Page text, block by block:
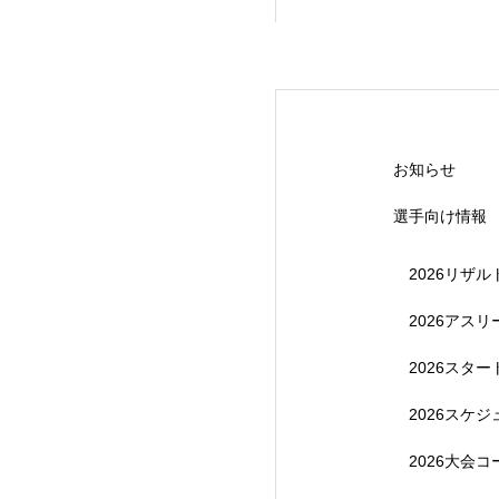
お知らせ
選手向け情報
2026リザル
2026アスリ
2026スター
2026スケジ
2026大会コ